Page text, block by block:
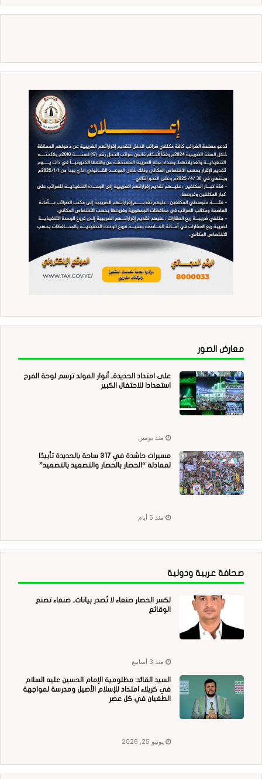
معارض الصور
على امتداد الحديدة.. أنوار المولد ترسم لوحة الفرح
استعدادا للاحتفال الكبير
منذ يومين
مسيرات حاشدة في 317 ساحة بالحديدة تأييدًا
لمعادلة “الحصار بالحصار والتصعيد بالتصعيد”
منذ 5 أيام
صحافة عربية ودولية
لكسر الحصار صنعاء لا تُصدر بيانات.. صنعاء تصنع
الوقائع
منذ 3 أسابيع
السيد القائد: مظلومية الإمام الحسين عليه السلام
في كربلاء امتداد للإسلام الأصيل ومدرسة لمواجهة
الطغيان في كل عصر
يونيو 25, 2026